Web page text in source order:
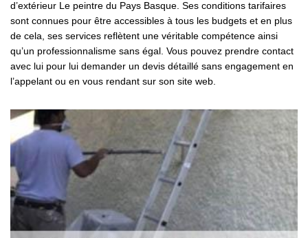
d’extérieur Le peintre du Pays Basque. Ses conditions tarifaires
sont connues pour être accessibles à tous les budgets et en plus
de cela, ses services reflètent une véritable compétence ainsi
qu’un professionnalisme sans égal. Vous pouvez prendre contact
avec lui pour lui demander un devis détaillé sans engagement en
l’appelant ou en vous rendant sur son site web.